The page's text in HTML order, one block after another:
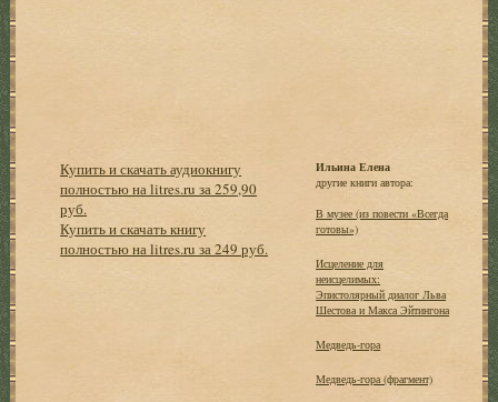
Купить и скачать аудиокнигу
полностью на litres.ru за 259,90
руб.
Купить и скачать книгу
полностью на litres.ru за 249 руб.
Ильина Елена
другие книги автора:
В музее (из повести «Всегда
готовы»)
Исцеление для
неисцелимых:
Эпистолярный диалог Льва
Шестова и Макса Эйтингона
Медведь-гора
Медведь-гора (фрагмент)